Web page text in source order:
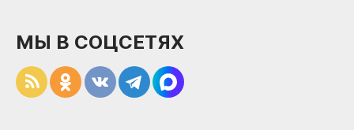
МЫ В СОЦСЕТЯХ